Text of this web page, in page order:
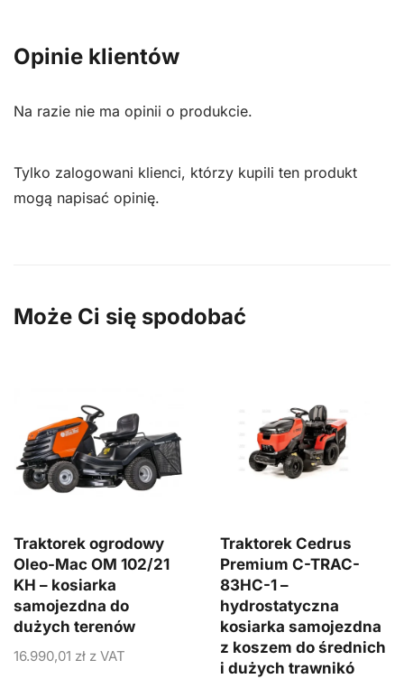
Opinie klientów
Na razie nie ma opinii o produkcie.
Tylko zalogowani klienci, którzy kupili ten produkt
mogą napisać opinię.
Może Ci się spodobać
Traktorek ogrodowy
Oleo-Mac OM 102/21
KH – kosiarka
samojezdna do
dużych terenów
16.990,01 zł z VAT
Traktorek Cedrus
Premium C-TRAC-
83HC-1 –
hydrostatyczna
kosiarka samojezdna
z koszem do średnich
i dużych trawnikó